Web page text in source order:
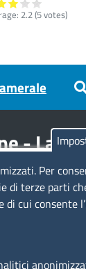
2.2(5votes)
-
Codice Fiscale
Per
di terze parti
cui consente